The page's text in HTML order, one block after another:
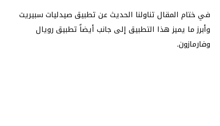
في ختام المقال تناولنا الحديث عن تطبيق صيدليات سبيريت
وأبرز ما يميز هذا التطبيق إلى جانب أيضاً تطبيق رويال
وفارمازون.